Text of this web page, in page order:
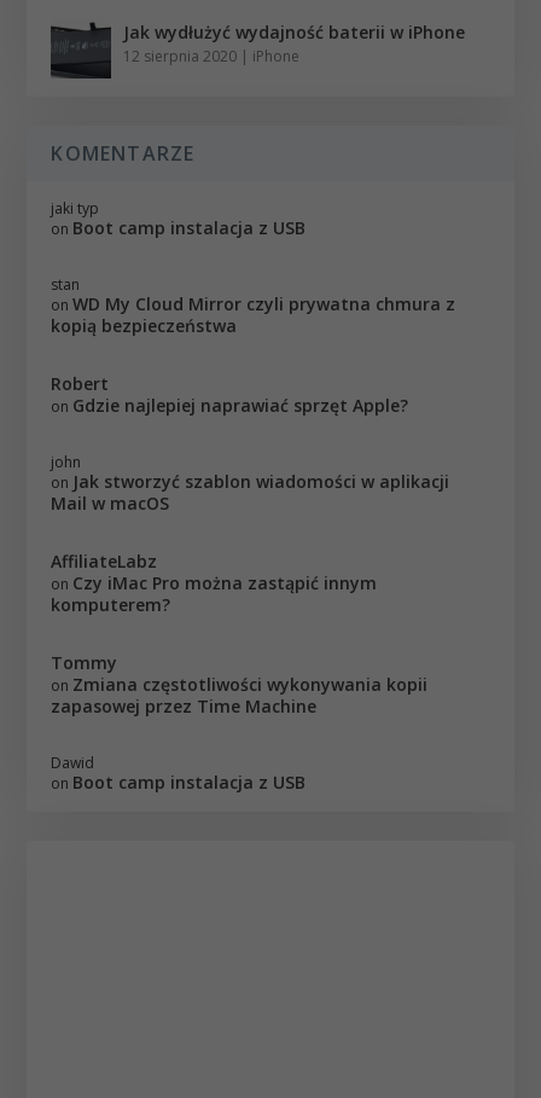
Jak wydłużyć wydajność baterii w iPhone
12 sierpnia 2020 | iPhone
KOMENTARZE
jaki typ
on Boot camp instalacja z USB
stan
onWD My Cloud Mirror czyli prywatna chmura z
kopią bezpieczeństwa
Robert
on Gdzie najlepiej naprawiać sprzęt Apple?
john
on Jak stworzyć szablon wiadomości w aplikacji
Mail w macOS
AffiliateLabz
on Czy iMac Pro można zastąpić innym
komputerem?
Tommy
on Zmiana częstotliwości wykonywania kopii
zapasowej przez Time Machine
Dawid
on Boot camp instalacja z USB